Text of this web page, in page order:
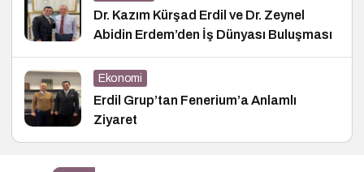
Dr. Kazım Kürşad Erdil ve Dr. Zeynel
Abidin Erdem’den İş Dünyası Buluşması
Ekonomi
Erdil Grup’tan Fenerium’a Anlamlı
Ziyaret